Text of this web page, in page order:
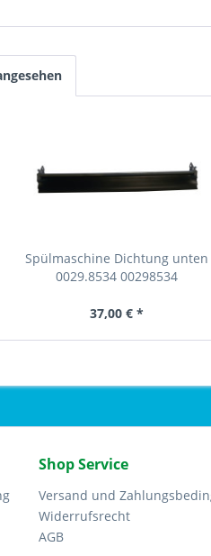
Spülmaschine Dichtung unten
0029.8534 00298534
37,00 € *
Shop Service
Versand und
Widerrufsrecht
AGB